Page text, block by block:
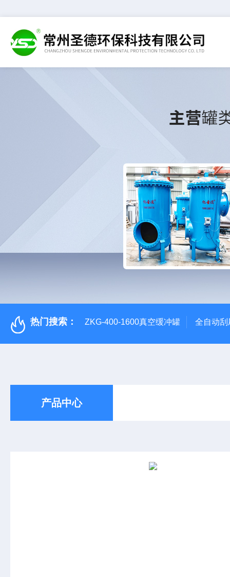
热门搜索： ZKG-400-1600真空缓冲罐 全自动刮
产品中心